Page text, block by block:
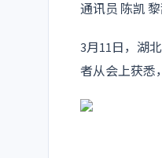
通讯员 陈凯
3月11日，湖
者从会上获悉